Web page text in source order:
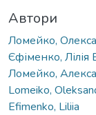
Автори
Ломейко,
Єфіменко, Лілія
Ломейко,
Lomeiko,
Efimenko, Liliia